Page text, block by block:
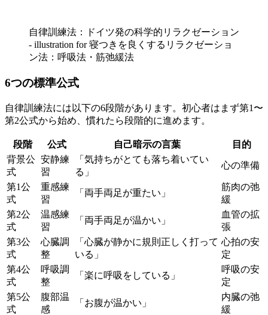
自律訓練法：ドイツ発の科学的リラクゼーション
- illustration for 寝つきを良くするリラクゼーショ
ン法：呼吸法・筋弛緩法
6つの標準公式
自律訓練法には以下の6段階があります。初心者はまず第1〜
第2公式から始め、慣れたら段階的に進めます。
段階 公式 自己暗示の言葉
目的
背景公
式
安静練
習
「気持ちがとても落ち着いてい
る」
心の準備
第1公
式
重感練
習
「両手両足が重たい」
筋肉の弛
緩
第2公
式
温感練
習
「両手両足が温かい」
血管の拡
張
第3公
式
心臓調
整
「心臓が静かに規則正しく打って
いる」
心拍の安
定
第4公
式
呼吸調
整
「楽に呼吸をしている」
呼吸の安
定
第5公
式
腹部温
感
「お腹が温かい」
内臓の弛
緩